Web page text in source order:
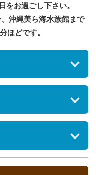
をお過ごし下さい。
沖縄美ら海水族館まで
ほどです。
ご利用日の30日前)を過
ャンセル料が発生致し